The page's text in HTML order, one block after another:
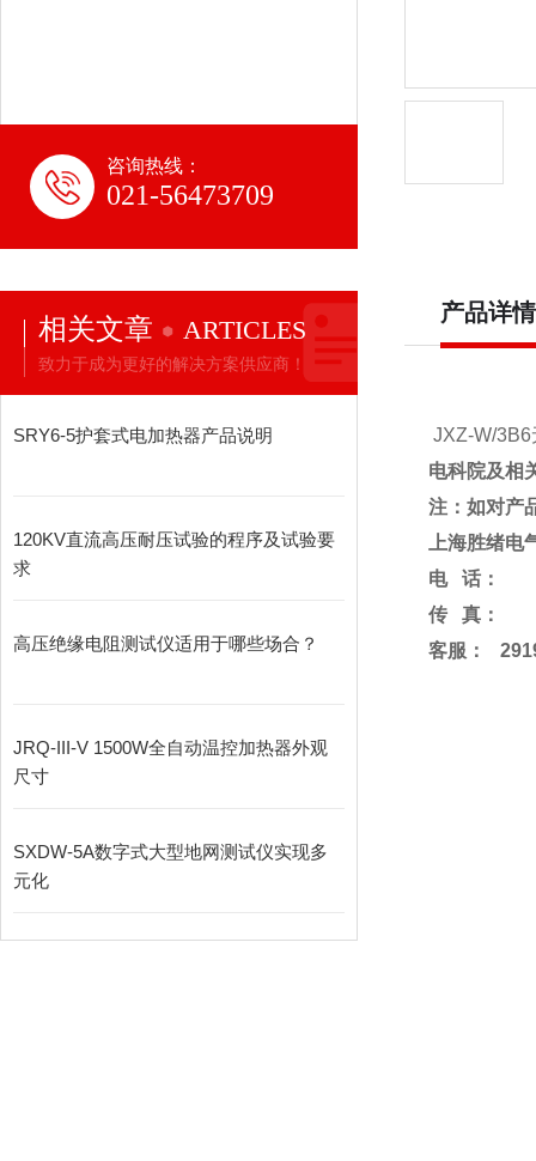
咨询热线：
021-56473709
相关文章 ARTICLES
致力于成为更好的解决方案供应商！
SRY6-5护套式电加热器产品说明
120KV直流高压耐压试验的程序及试验要
求
高压绝缘电阻测试仪适用于哪些场合？
JRQ-III-V 1500W全自动温控加热器外观
尺寸
SXDW-5A数字式大型地网测试仪实现多
元化
产品详情
JXZ-W/
电科院及相
注：如对产
上海胜绪电
电
话：
传
真：
客服 ：